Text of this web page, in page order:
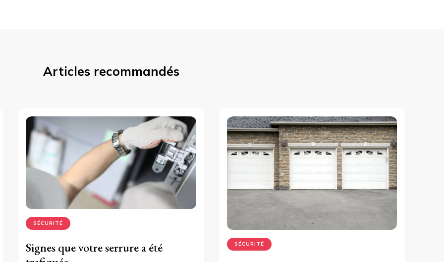
Articles recommandés
SÉCURITÉ
Signes que votre serrure a été
SÉCURITÉ